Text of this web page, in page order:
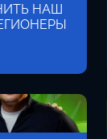
НАШ